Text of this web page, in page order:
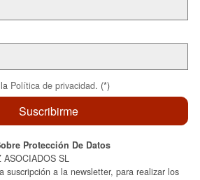
Política de privacidad. (*)
Protección De Datos
ASOCIADOS SL
suscripción a la newsletter, para realizar los